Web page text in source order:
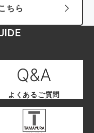
ちら
よくあるご質問